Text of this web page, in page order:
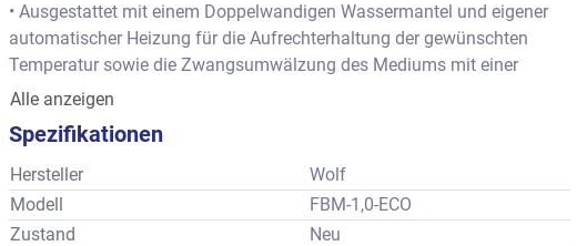
• Ausgestattet mit einem Doppelwandigen Wassermantel und eigener
automatischer Heizung für die Aufrechterhaltung der gewünschten
Temperatur sowie die Zwangsumwälzung des Mediums mit einer
Pumpe.
Vermischung der Masse in einem ganzen Volumen der Schokolade in
horizontalen Richtungen ermöglicht.
Alle diese bieten eine dauerhafte und zuverlässige Konstruktion.
Behälterinhalt: 500 - 1000 kg
Alle anzeigen
Spezifikationen
Hersteller
Wolf
Modell
FBM-1,0-ECO
Zustand
Neu